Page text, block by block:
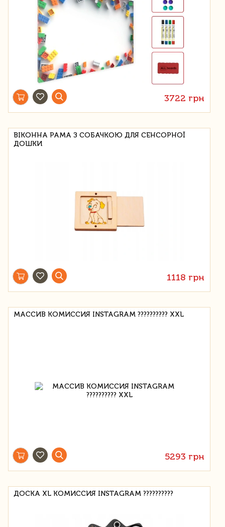
3722 грн
ВІКОННА РАМА З СОБАЧКОЮ ДЛЯ СЕНСОРНОЇ
ДОШКИ
1118 грн
МАССИВ КОМИССИЯ INSTAGRAM ?????????? XXL
5293 грн
ДОСКА XL КОМИССИЯ INSTAGRAM ??????????